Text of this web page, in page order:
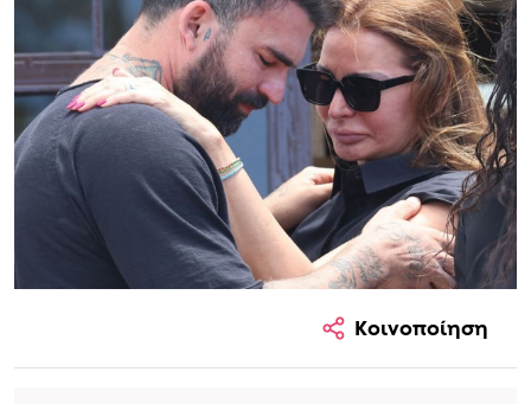
Κοινοποίηση